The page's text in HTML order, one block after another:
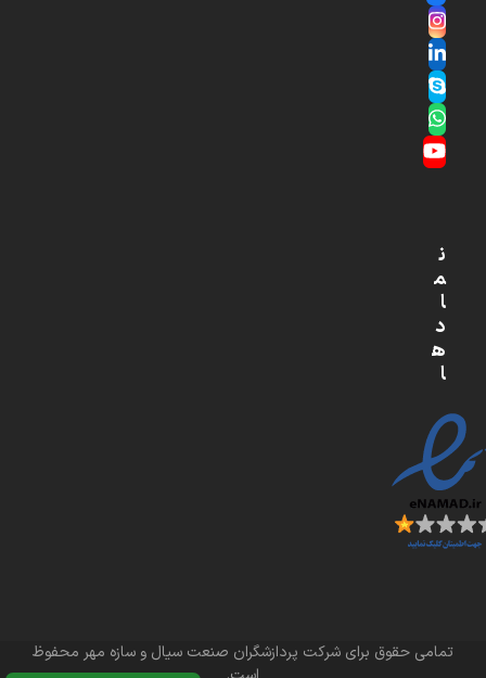
Instagram
LinkedIn
Skype
Whatsapp
YouTube
ن
م
ا
د
ه
ا
تمامی حقوق برای شرکت پردازشگران صنعت سیال و سازه مهر محفوظ